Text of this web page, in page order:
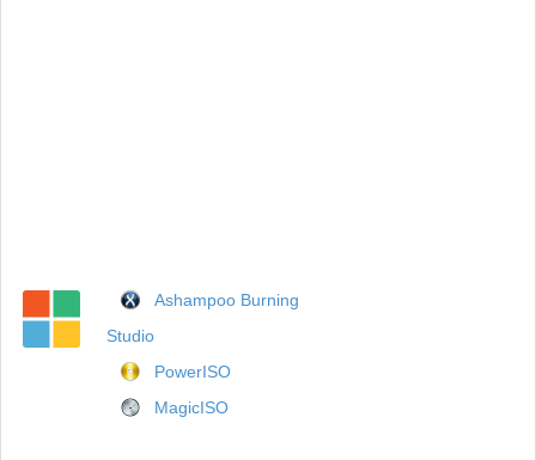
Ashampoo Burning
Studio
PowerISO
MagicISO